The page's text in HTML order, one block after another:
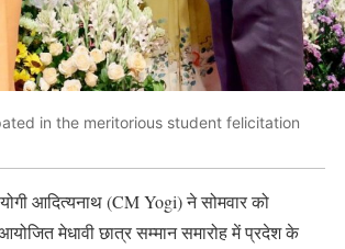
in the meritorious student felicitation
आदित्यनाथ (CM Yogi) ने सोमवार को
मेधावी छात्र सम्मान समारोह में प्रदेश के